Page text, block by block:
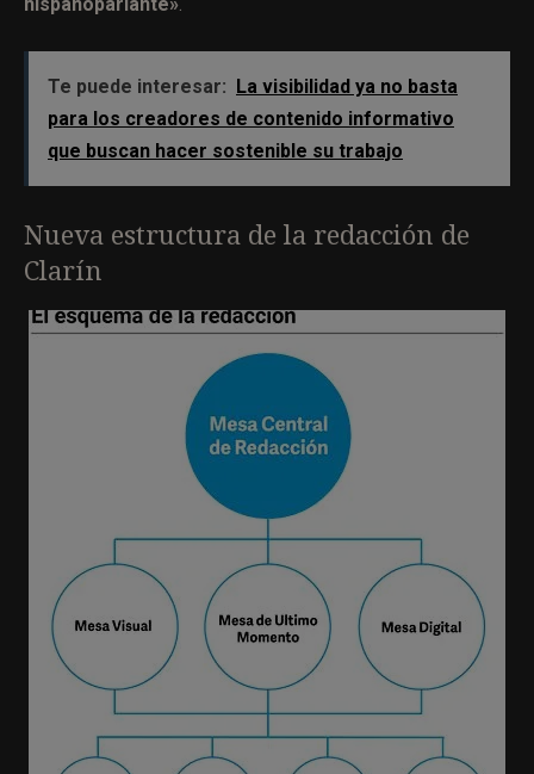
hispanoparlante».
Te puede interesar:
La visibilidad ya no basta
para los creadores de contenido informativo
que buscan hacer sostenible su trabajo
Nueva estructura de la redacción de
Clarín